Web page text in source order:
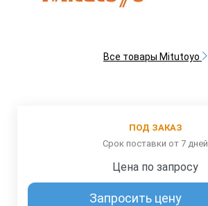
Все товары Mitutoyo
ПОД ЗАКАЗ
Срок поставки от 7 дней
Цена по запросу
Запросить цену